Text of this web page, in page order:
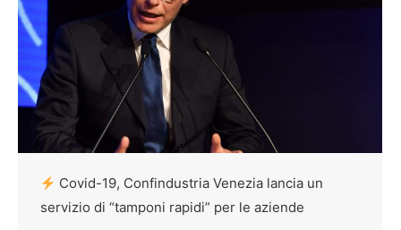
Covid-19, Confindustria Venezia lancia un
servizio di “tamponi rapidi” per le aziende